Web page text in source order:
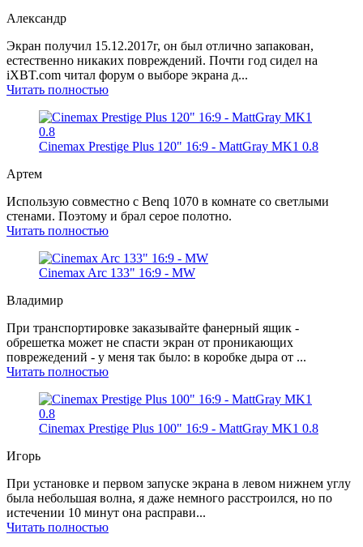
Александр
Экран получил 15.12.2017г, он был отлично запакован,
естественно никаких повреждений. Почти год сидел на
iXBT.com читал форум о выборе экрана д...
Читать полностью
Cinemax Prestige Plus 120" 16:9 - MattGray MK1 0.8
Артем
Использую совместно с Benq 1070 в комнате со светлыми
стенами. Поэтому и брал серое полотно.
Читать полностью
Cinemax Arc 133" 16:9 - MW
Владимир
При транспортировке заказывайте фанерный ящик -
обрешетка может не спасти экран от проникающих
поврежедений - у меня так было: в коробке дыра от ...
Читать полностью
Cinemax Prestige Plus 100" 16:9 - MattGray MK1 0.8
Игорь
При установке и первом запуске экрана в левом нижнем углу
была небольшая волна, я даже немного расстроился, но по
истечении 10 минут она расправи...
Читать полностью